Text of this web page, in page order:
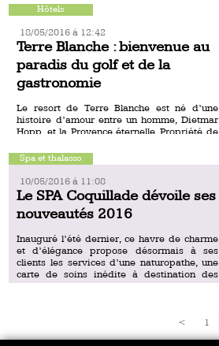
Disparu […]
Hôtels
18/05/2016 á 12:42
Terre Blanche : bienvenue au
paradis du golf et de la
gastronomie
Le resort de Terre Blanche est né d’une
histoire d’amour entre un homme, Dietmar
Hopp, et la Provence éternelle. Propriété de
siècle, […]
Spa et thalasso
10/05/2016 á 11:08
Le SPA Coquillade dévoile ses
nouveautés 2016
Inauguré l’été dernier, ce havre de charme
et d’élégance propose désormais à ses
clients les services d’une naturopathe, une
carte de soins inédite à destination des
enfants et un nouveau […]
< 1